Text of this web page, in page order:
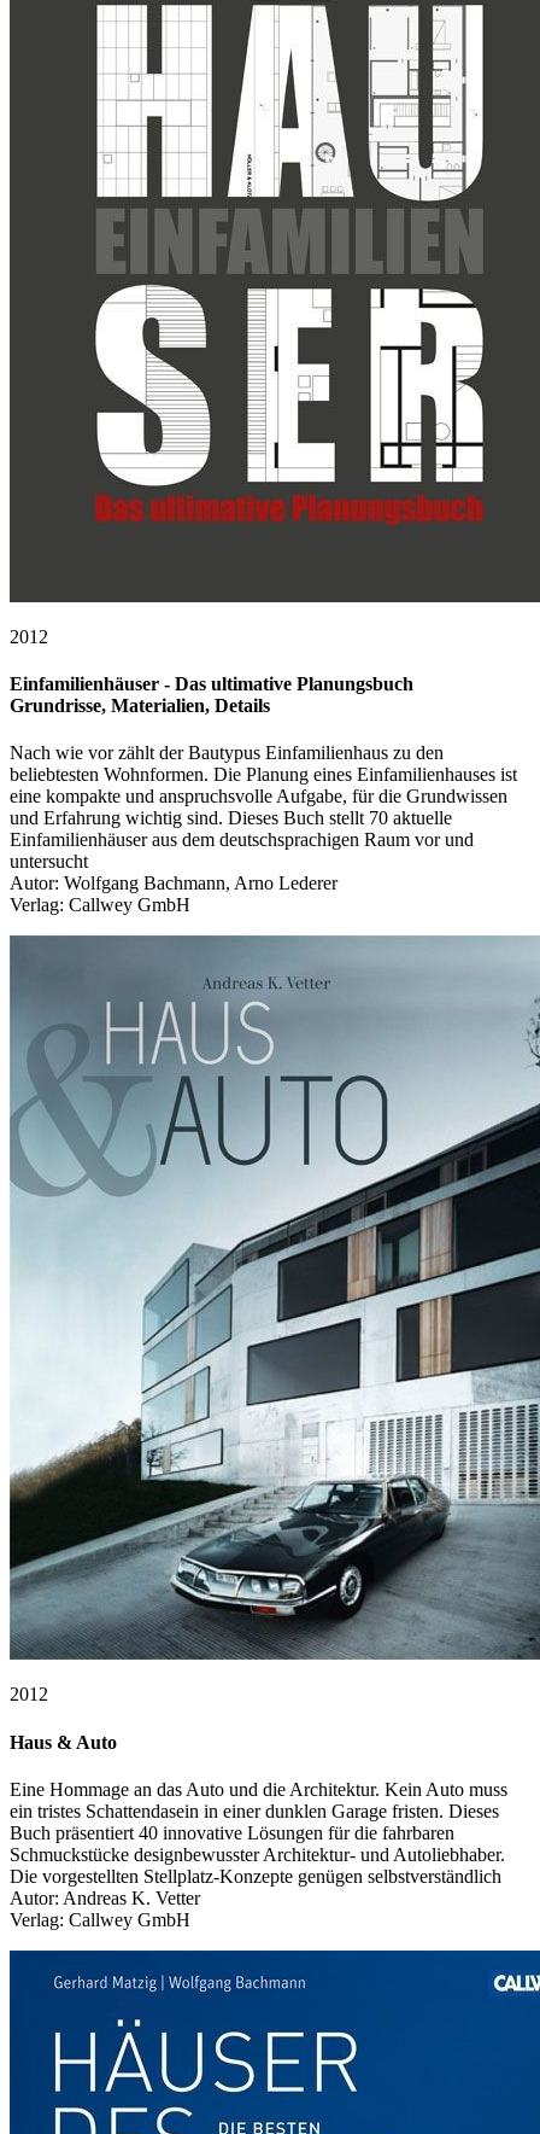
2012
Einfamilienhäuser - Das ultimative Planungsbuch
Grundrisse, Materialien, Details
Nach wie vor zählt der Bautypus Einfamilienhaus zu den
beliebtesten Wohnformen. Die Planung eines Einfamilienhauses ist
eine kompakte und anspruchsvolle Aufgabe, für die Grundwissen
und Erfahrung wichtig sind. Dieses Buch stellt 70 aktuelle
Einfamilienhäuser aus dem deutschsprachigen Raum vor und
untersucht
Autor: Wolfgang Bachmann, Arno Lederer
Verlag: Callwey GmbH
2012
Haus & Auto
Eine Hommage an das Auto und die Architektur. Kein Auto muss
ein tristes Schattendasein in einer dunklen Garage fristen. Dieses
Buch präsentiert 40 innovative Lösungen für die fahrbaren
Schmuckstücke designbewusster Architektur- und Autoliebhaber.
Die vorgestellten Stellplatz-Konzepte genügen selbstverständlich
Autor: Andreas K. Vetter
Verlag: Callwey GmbH